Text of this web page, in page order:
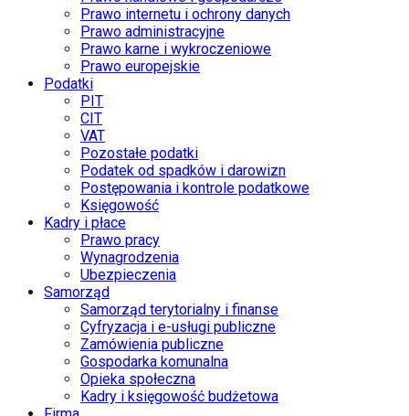
Prawo internetu i ochrony danych
Prawo administracyjne
Prawo karne i wykroczeniowe
Prawo europejskie
Podatki
PIT
CIT
VAT
Pozostałe podatki
Podatek od spadków i darowizn
Postępowania i kontrole podatkowe
Księgowość
Kadry i płace
Prawo pracy
Wynagrodzenia
Ubezpieczenia
Samorząd
Samorząd terytorialny i finanse
Cyfryzacja i e-usługi publiczne
Zamówienia publiczne
Gospodarka komunalna
Opieka społeczna
Kadry i księgowość budżetowa